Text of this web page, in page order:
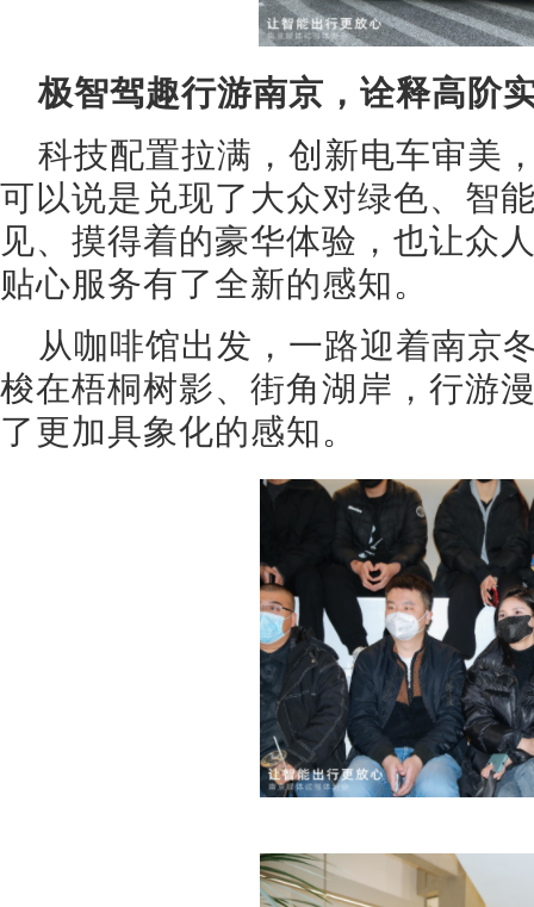
极智驾趣行游南京，诠释高阶
科技配置拉满，创新电车审美
可以说是兑现了大众对绿色、智
见、摸得着的豪华体验，也让众
贴心服务有了全新的感知。
从咖啡馆出发，一路迎着南京
梭在梧桐树影、街角湖岸，行游
了更加具象化的感知。